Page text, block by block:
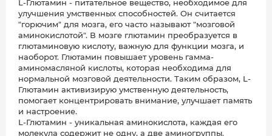
L-Глютамин - питательное вещество, необходимое для
улучшения умственных способностей. Он считается
"горючим" для мозга, его часто называют "мозговой
аминокислотой". В мозге глютамин преобразуется в
глютаминовую кислоту, важную для функции мозга, и
наоборот. Глютамин повышает уровень гамма-
аминомасляной кислоты, которая необходима для
нормальной мозговой деятельности. Таким образом, L-
Глютамин активизирую умственную деятельность,
помогает концентрировать внимание, улучшает память
и настроение.
L-Глютамин - уникальная аминокислота, каждая его
молекула содержит не одну, а две аминогруппы.